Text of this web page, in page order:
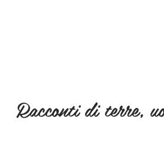
Racconti di terre,